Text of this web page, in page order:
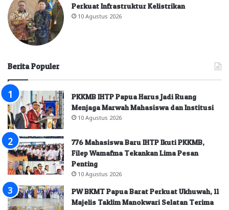
Perkuat Infrastruktur Kelistrikan
10 Agustus 2026
Berita Populer
PKKMB IHTP Papua Harus Jadi Ruang
Menjaga Marwah Mahasiswa dan Institusi
10 Agustus 2026
776 Mahasiswa Baru IHTP Ikuti PKKMB,
Filep Wamafma Tekankan Lima Pesan
Penting
10 Agustus 2026
PW BKMT Papua Barat Perkuat Ukhuwah, 11
Majelis Taklim Manokwari Selatan Terima